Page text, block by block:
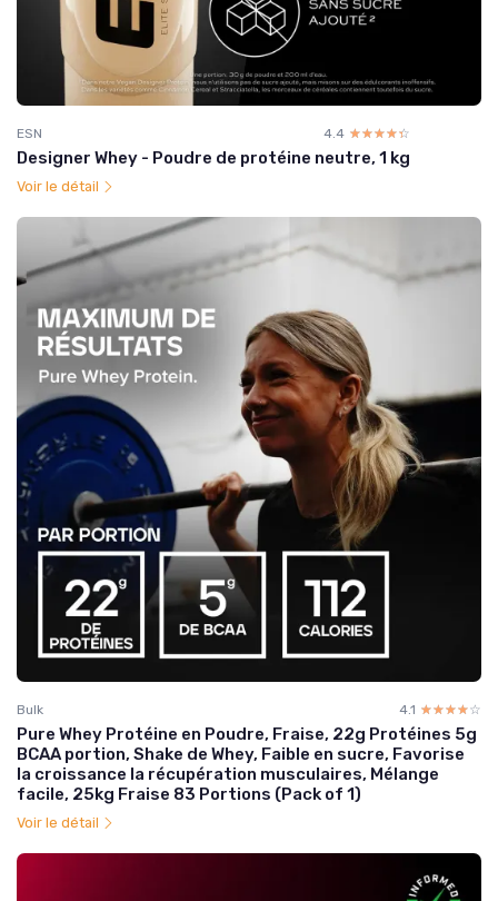
ESN 4.4 ☆☆☆☆☆
★★★★★
Designer Whey - Poudre de protéine neutre, 1 kg
Voir le détail
Bulk 4.1 ☆☆☆☆☆
★★★★★
Pure Whey Protéine en Poudre, Fraise, 22g Protéines 5g
BCAA portion, Shake de Whey, Faible en sucre, Favorise
la croissance la récupération musculaires, Mélange
facile, 25kg Fraise 83 Portions (Pack of 1)
Voir le détail